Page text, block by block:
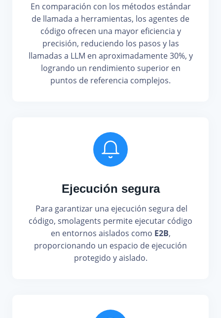
En comparación con los métodos estándar
de llamada a herramientas, los agentes de
código ofrecen una mayor eficiencia y
precisión, reduciendo los pasos y las
llamadas a LLM en aproximadamente 30%, y
logrando un rendimiento superior en
puntos de referencia complejos.
Ejecución segura
Para garantizar una ejecución segura del
código, smolagents permite ejecutar código
en entornos aislados como E2B,
proporcionando un espacio de ejecución
protegido y aislado.